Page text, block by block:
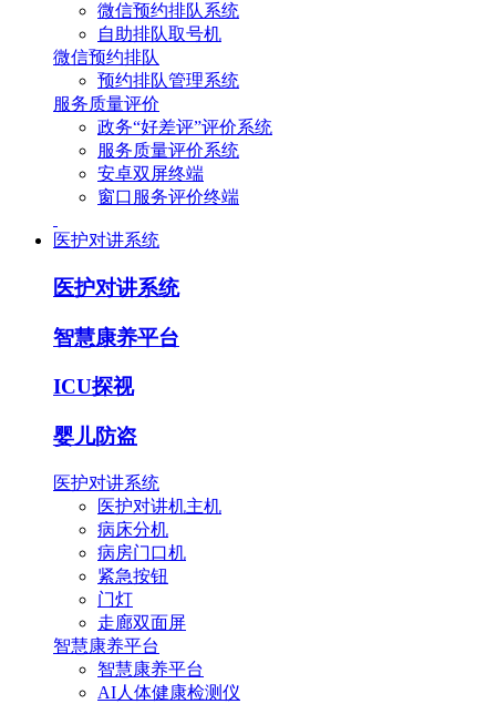
微信预约排队系统
自助排队取号机
微信预约排队
预约排队管理系统
服务质量评价
政务“好差评”评价系统
服务质量评价系统
安卓双屏终端
窗口服务评价终端
医护对讲系统
医护对讲系统
智慧康养平台
ICU探视
婴儿防盗
医护对讲系统
医护对讲机主机
病床分机
病房门口机
紧急按钮
门灯
走廊双面屏
智慧康养平台
智慧康养平台
AI人体健康检测仪